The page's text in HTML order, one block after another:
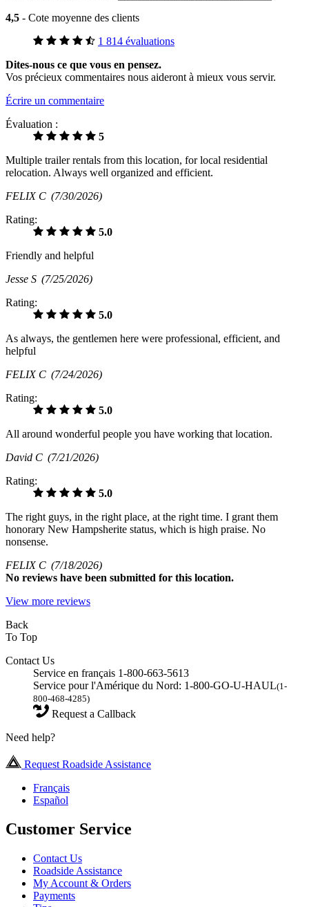
4,5 - Cote moyenne des clients
1 814 évaluations
Dites-nous ce que vous en pensez.
Vos précieux commentaires nous aideront à mieux vous servir.
Écrire un commentaire
Évaluation :
5
Multiple trailer rentals from this location, for local residential
relocation. Always well organized and efficient.
FELIX C (7/30/2026)
Rating:
5.0
Friendly and helpful
Jesse S (7/25/2026)
Rating:
5.0
As always, the gentlemen here were professional, efficient, and
helpful
FELIX C (7/24/2026)
Rating:
5.0
All around wonderful people you have working that location.
David C (7/21/2026)
Rating:
5.0
The right guys, in the right place, at the right time. I grant them
honorary New Hampsherite status, which is high praise. No
nonsense.
FELIX C (7/18/2026)
No reviews have been submitted for this location.
View more reviews
Back
To Top
Contact Us
Service en français 1-800-663-5613
Service pour l'Amérique du Nord: 1-800-GO-U-HAUL(1-
800-468-4285)
Request a Callback
Need help?
Request Roadside Assistance
Français
Español
Customer Service
Contact Us
Roadside Assistance
My Account & Orders
Payments